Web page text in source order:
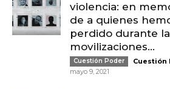
violencia: en
de a quienes
perdido durante
movilizaciones...
Cuestión Poder Cuestión
mayo 9, 2021